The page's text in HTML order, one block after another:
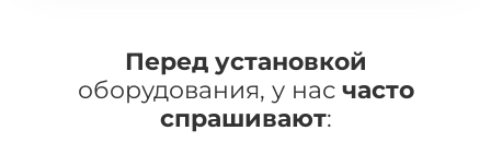
Перед установкой
оборудования, у нас часто
спрашивают: